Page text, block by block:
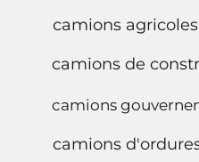
camions agricoles
camions de
camions
camions